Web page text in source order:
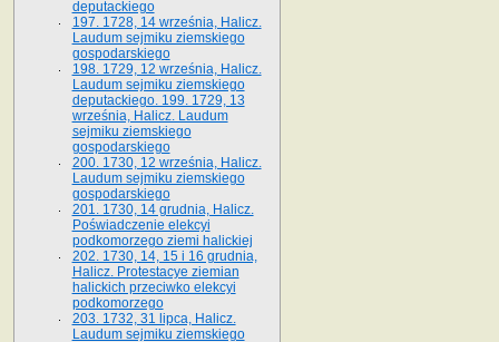
deputackiego
197. 1728, 14 września, Halicz.
Laudum sejmiku ziemskiego
gospodarskiego
198. 1729, 12 września, Halicz.
Laudum sejmiku ziemskiego
deputackiego. 199. 1729, 13
września, Halicz. Laudum
sejmiku ziemskiego
gospodarskiego
200. 1730, 12 września, Halicz.
Laudum sejmiku ziemskiego
gospodarskiego
201. 1730, 14 grudnia, Halicz.
Poświadczenie elekcyi
podkomorzego ziemi halickiej
202. 1730, 14, 15 i 16 grudnia,
Halicz. Protestacye ziemian
halickich przeciwko elekcyi
podkomorzego
203. 1732, 31 lipca, Halicz.
Laudum sejmiku ziemskiego